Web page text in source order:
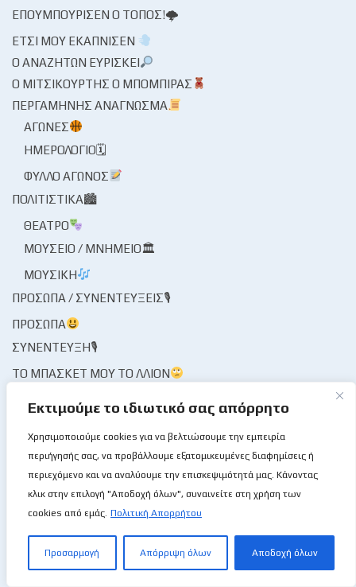
Εκτιμούμε το ιδιωτικό σας απόρρητο
Χρησιμοποιούμε cookies για να βελτιώσουμε την εμπειρία
περιήγησής σας, να προβάλλουμε εξατομικευμένες διαφημίσεις ή
περιεχόμενο και να αναλύουμε την επισκεψιμότητά μας. Κάνοντας
κλικ στην επιλογή "Αποδοχή όλων", συναινείτε στη χρήση των
cookies από εμάς. Πολιτική Απορρήτου
Προσαρμογή Απόρριψη όλων Αποδοχή όλων
ΕΠΟΥΜΠΟΎΡΙΣΕΝ Ο ΤΌΠΟΣ!🌩
ΈΤΣΙ ΜΟΥ ΕΚΆΠΝΙΣΕΝ
Ο ΑΝΑΖΗΤΏΝ ΕΥΡΊΣΚΕΙ
Ο ΜΙΤΣΙΚΟΥΡΤΉΣ Ο ΜΠΌΜΠΙΡΑΣ
ΠΕΡΓΑΜΗΝΉΣ ΑΝΆΓΝΩΣΜΑ
ΑΓΏΝΕΣ
ΗΜΕΡΟΛΌΓΙΟ🗓
ΦΎΛΛΟ ΑΓΏΝΟΣ
ΠΟΛΙΤΙΣΤΙΚΆ🏙
ΘΈΑΤΡΟ
ΜΟΥΣΕΊΟ / ΜΝΗΜΕΊΟ🏛
ΜΟΥΣΙΚΉ
ΠΡΌΣΩΠΑ / ΣΥΝΕΝΤΕΎΞΕΙΣ🎙
ΠΡΌΣΩΠΑ
ΣΥΝΈΝΤΕΥΞΗ🎙
ΤΟ ΜΠΆΣΚΕΤ ΜΟΥ ΤΟ ΛΛΊΟΝ
ΦΟΡΕΊΣ ΑΘΛΗΤΙΣΜΟΎ
ΦΟΡΕΊΣ ΚΑΛΑΘΌΣΦΑΙΡΑΣ
ΔΙΑΙΤΗΣΊΑ
ΚΟΜΙΣΆΡΙΟΙ
ΚΡΙΤΈΣ
ΨΊΘΥΡΟΙ